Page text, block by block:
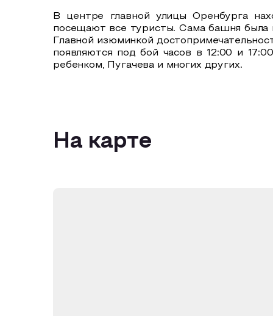
В центре главной улицы Оренбурга
посещают все туристы. Сама башня была
Главной изюминкой
появляются под бой часов в 12:00 и
ребенком, Пугачева и многих других.
На карте